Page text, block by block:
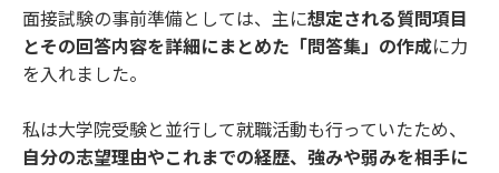
面接試験の事前準備としては、主に想定される質問項目
とその回答内容を詳細にまとめた「問答集」の作成に力
を入れました。
私は大学院受験と並行して就職活動も行っていたため、
自分の志望理由やこれまでの経歴、強みや弱みを相手に